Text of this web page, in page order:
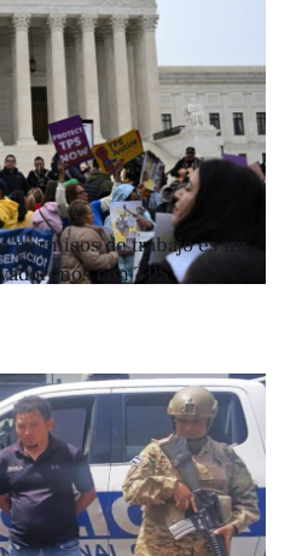
permisos de trabajo es un
con TPS